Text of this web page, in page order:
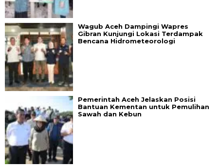
Wagub Aceh Dampingi Wapres
Gibran Kunjungi Lokasi Terdampak
Bencana Hidrometeorologi
Pemerintah Aceh Jelaskan Posisi
Bantuan Kementan untuk Pemulihan
Sawah dan Kebun